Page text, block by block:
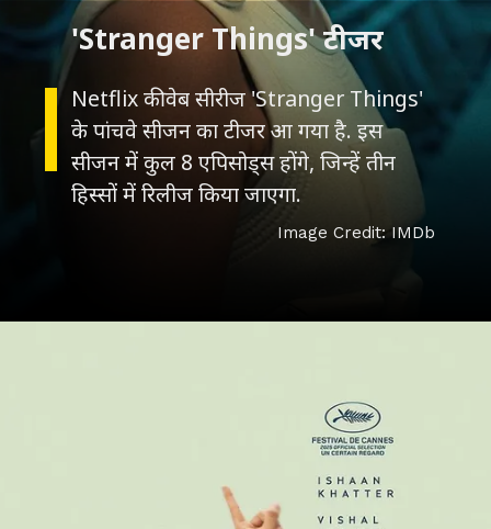
Netflix की वेब सीरीज 'Stranger Things'
के पांचवे सीजन का टीजर आ गया है. इस
सीजन में कुल 8 एपिसोड्स होंगे, जिन्हें तीन
'Stranger Things' टीजर
Image Credit: IMDb